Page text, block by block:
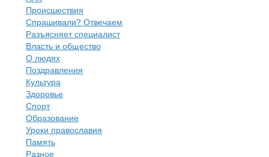
Происшествия
Спрашивали? Отвечаем
Разъясняет специалист
Власть и общество
О людях
Поздравления
Культура
Здоровье
Спорт
Образование
Уроки православия
Память
Разное